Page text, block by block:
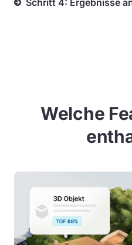
Schritt 4: Ergebnisse
Welche